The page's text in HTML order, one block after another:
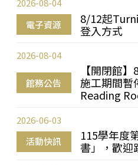
電子資源
8/12起
登入方式
2026-08-04
館務公告
【開閉館
施工期間暫
Reading
2026-08-04
活動快訊
115學年度
書」，歡迎
2026-06-03